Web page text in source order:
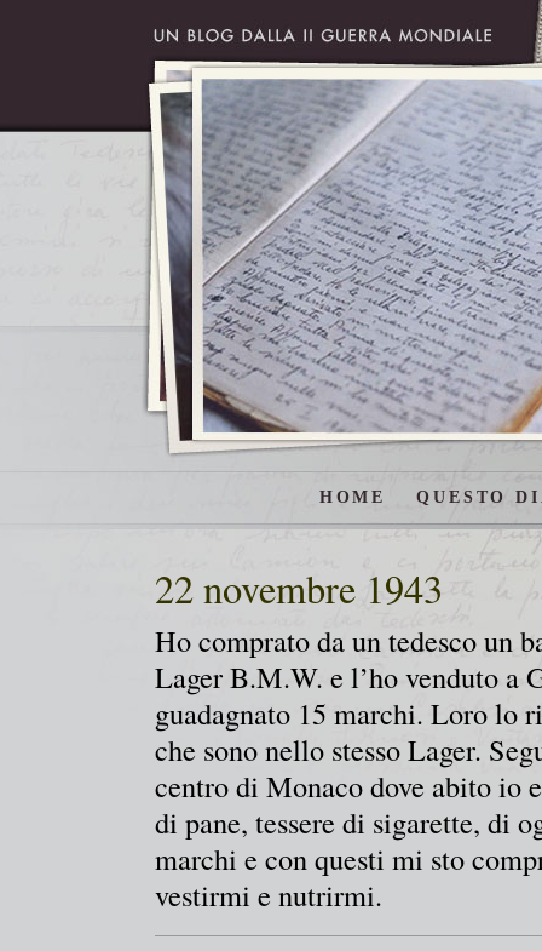
HOME QUESTO
22 novembre 1943
Ho comprato da un tedesco un
Lager B.M.W. e l’ho venduto
guadagnato 15 marchi. Loro lo
che sono nello stesso Lager.
centro di Monaco dove abito io
di pane, tessere di sigarette, di
marchi e con questi mi sto
vestirmi e nutrirmi.